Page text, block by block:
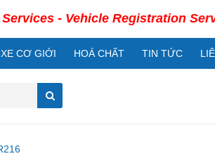
- Vehicle Registration
CƠ GIỚI HOÁ CHẤT TIN TỨC